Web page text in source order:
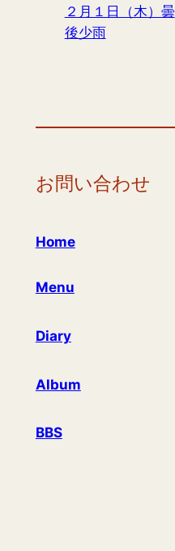
２月１日（木）曇
後少雨
お問い合わせ
Home
Menu
Diary
Album
BBS